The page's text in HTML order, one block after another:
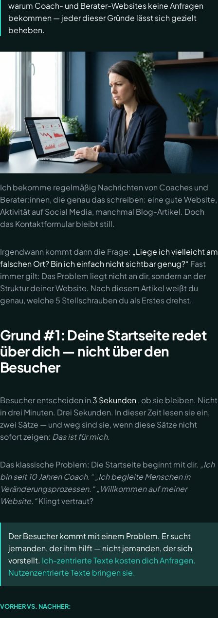
warum Coach- und Berater-Websites keine Anfragen
bekommen — jeder dieser Gründe lässt sich gezielt
beheben.
Ich bekomme regelmäßig Nachrichten von Coaches und
Berater:innen, die genau das schreiben: eine gute Website,
Aktivität auf Social Media, manchmal Blog-Artikel. Doch
das Kontaktformular bleibt still.
Irgendwann kommt dann die Frage: „Liege ich vielleicht am
falschen Ort? Bin ich einfach nicht sichtbar genug?“ Fast
immer gilt: Das Problem liegt nicht an dir, sondern an der
Struktur deiner Website. Nach diesem Artikel weißt du
genau, welche 5 Stellschrauben du als Erstes drehst.
Grund #1: Deine Startseite redet
über dich — nicht über den
Besucher
Besucher entscheiden in 3 Sekunden, ob sie bleiben. Nicht
in drei Minuten. Drei Sekunden. In dieser Zeit lesen sie ein,
zwei Sätze — und weg sind sie, wenn diese Sätze nicht
sofort zeigen: Das ist für mich.
Das klassische Problem: Die Startseite beginnt mit dir. „Ich
bin seit 10 Jahren Coach.“ „Ich begleite Menschen in
Veränderungsprozessen.“ „Willkommen auf meiner
Website.“Klingt vertraut?
Der Besucher kommt mit einem Problem. Er sucht
jemanden, der ihm hilft — nicht jemanden, der sich
vorstellt. Ich-zentrierte Texte kosten dich Anfragen.
Nutzenzentrierte Texte bringen sie.
VORHER VS. NACHHER: